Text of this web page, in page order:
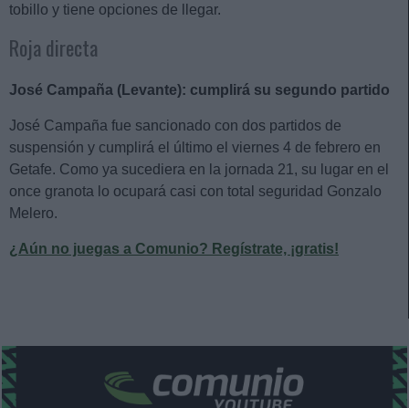
tobillo y tiene opciones de llegar.
Roja directa
José Campaña (Levante): cumplirá su segundo partido
José Campaña fue sancionado con dos partidos de
suspensión y cumplirá el último el viernes 4 de febrero en
Getafe. Como ya sucediera en la jornada 21, su lugar en el
once granota lo ocupará casi con total seguridad Gonzalo
Melero.
¿Aún no juegas a Comunio? Regístrate, ¡gratis!